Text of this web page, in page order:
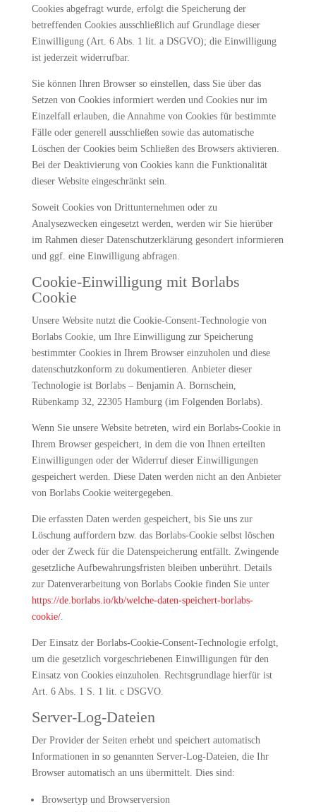
Cookies abgefragt wurde, erfolgt die Speicherung der
betreffenden Cookies ausschließlich auf Grundlage dieser
Einwilligung (Art. 6 Abs. 1 lit. a DSGVO); die Einwilligung
ist jederzeit widerrufbar.
Sie können Ihren Browser so einstellen, dass Sie über das
Setzen von Cookies informiert werden und Cookies nur im
Einzelfall erlauben, die Annahme von Cookies für bestimmte
Fälle oder generell ausschließen sowie das automatische
Löschen der Cookies beim Schließen des Browsers aktivieren.
Bei der Deaktivierung von Cookies kann die Funktionalität
dieser Website eingeschränkt sein.
Soweit Cookies von Drittunternehmen oder zu
Analysezwecken eingesetzt werden, werden wir Sie hierüber
im Rahmen dieser Datenschutzerklärung gesondert informieren
und ggf. eine Einwilligung abfragen.
Cookie-Einwilligung mit Borlabs
Cookie
Unsere Website nutzt die Cookie-Consent-Technologie von
Borlabs Cookie, um Ihre Einwilligung zur Speicherung
bestimmter Cookies in Ihrem Browser einzuholen und diese
datenschutzkonform zu dokumentieren. Anbieter dieser
Technologie ist Borlabs – Benjamin A. Bornschein,
Rübenkamp 32, 22305 Hamburg (im Folgenden Borlabs).
Wenn Sie unsere Website betreten, wird ein Borlabs-Cookie in
Ihrem Browser gespeichert, in dem die von Ihnen erteilten
Einwilligungen oder der Widerruf dieser Einwilligungen
gespeichert werden. Diese Daten werden nicht an den Anbieter
von Borlabs Cookie weitergegeben.
Die erfassten Daten werden gespeichert, bis Sie uns zur
Löschung auffordern bzw. das Borlabs-Cookie selbst löschen
oder der Zweck für die Datenspeicherung entfällt. Zwingende
gesetzliche Aufbewahrungsfristen bleiben unberührt. Details
zur Datenverarbeitung von Borlabs Cookie finden Sie unter
https://de.borlabs.io/kb/welche-daten-speichert-borlabs-
cookie/.
Der Einsatz der Borlabs-Cookie-Consent-Technologie erfolgt,
um die gesetzlich vorgeschriebenen Einwilligungen für den
Einsatz von Cookies einzuholen. Rechtsgrundlage hierfür ist
Art. 6 Abs. 1 S. 1 lit. c DSGVO.
Server-Log-Dateien
Der Provider der Seiten erhebt und speichert automatisch
Informationen in so genannten Server-Log-Dateien, die Ihr
Browser automatisch an uns übermittelt. Dies sind:
Browsertyp und Browserversion